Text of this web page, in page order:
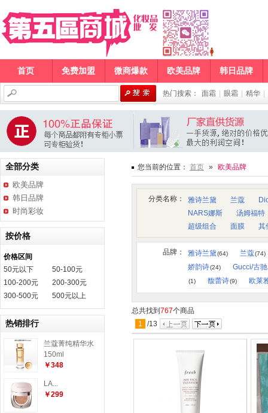
首页 免费加盟 微商爆款 欧美品牌 韩日品牌
热门搜索： 面霜 眼霜 精华
您当前的位置： 首页 » 欧美品牌
分类名称： 雅诗兰黛 兰蔻
NARS娜斯
汤姆福特
超级组合
面膜 其
品牌： 雅诗兰黛(64) 兰蔻(74)
娇韵诗(24) Gucci/古驰
(1) 馥蕾诗(9) 欧莱
总共找到 767个商品
1
/13
全部分类
欧美品牌
韩日品牌
时尚彩妆
按价格
价格区间
50元以下
50-100元
100-200元
200-300元
300-500元
500元以上
热销排行
兰蔻菁纯精华水
150ml
￥348
LA...
￥299